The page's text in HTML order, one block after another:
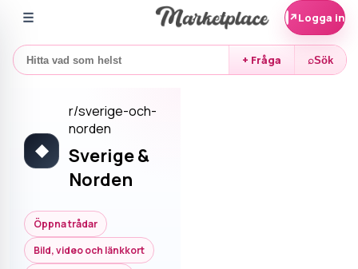
☰
+ Fråga ⌕Sök
↗Logga in
◆
r/sverige-och-
norden
Sverige &
Norden
Öppna trådar
Bild, video och länkkort